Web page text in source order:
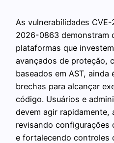
As vulnerabilidades
2026-0863 demonstram
plataformas que
avançados de proteção,
baseados em AST,
brechas para alcançar
código. Usuários e
devem agir rapidamente,
revisando configurações
e fortalecendo controles